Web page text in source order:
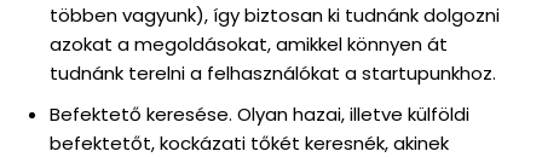
többen vagyunk), így biztosan ki tudnánk dolgozni
azokat a megoldásokat, amikkel könnyen át
tudnánk terelni a felhasználókat a startupunkhoz.
Befektető keresése. Olyan hazai, illetve külföldi
befektetőt, kockázati tőkét keresnék, akinek